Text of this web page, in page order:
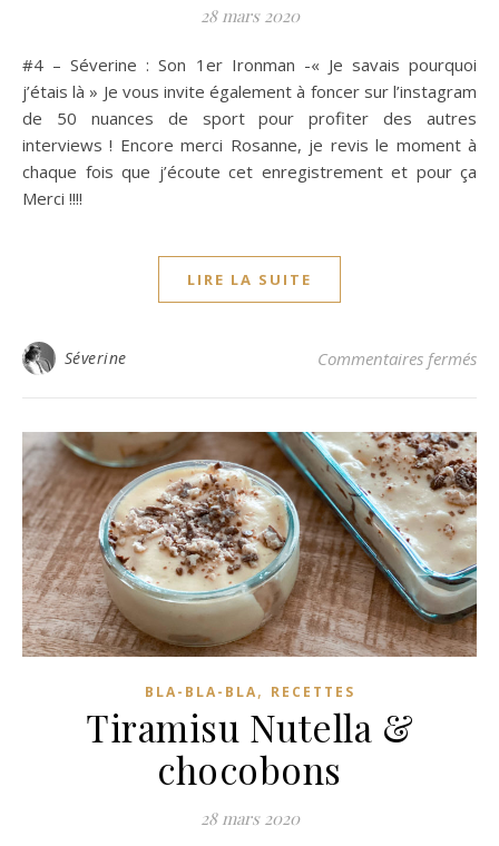
28 mars 2020
#4 – Séverine : Son 1er Ironman -« Je savais pourquoi
j’étais là » Je vous invite également à foncer sur l’instagram
de 50 nuances de sport pour profiter des autres
interviews ! Encore merci Rosanne, je revis le moment à
chaque fois que j’écoute cet enregistrement et pour ça
Merci !!!!
LIRE LA SUITE
Séverine Commentaires fermés
BLA-BLA-BLA, RECETTES
Tiramisu Nutella &
chocobons
28 mars 2020